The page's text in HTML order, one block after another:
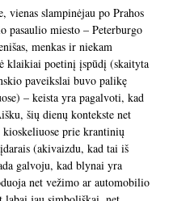
vienas slampinėjau po Prahos
pasaulio miesto – Peterburgo
menkas ir niekam
klaikiai poetinį įspūdį (skaityta
paveikslai buvo palikę
– keista yra pagalvoti, kad
šių dienų kontekste net
kioskeliuose prie krantinių
(akivaizdu, kad tai iš
galvoju, kad blynai yra
net vežimo ar automobilio